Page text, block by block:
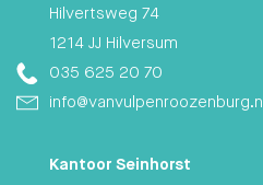
Hilvertsweg 74
1214 JJ Hilversum
035 625 20 70
info@vanvulpenroozenburg.nl
Kantoor Seinhorst